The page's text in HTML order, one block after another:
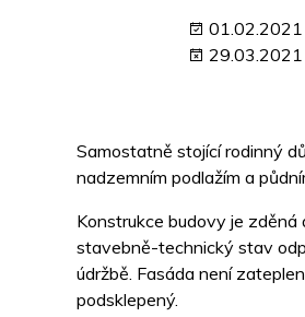
01.02.2021
29.03.2021
Samostatně stojící rodinný
nadzemním podlažím a
Konstrukce budovy je zděná
stavebně-technický stav
údržbě. Fasáda není
podsklepený.